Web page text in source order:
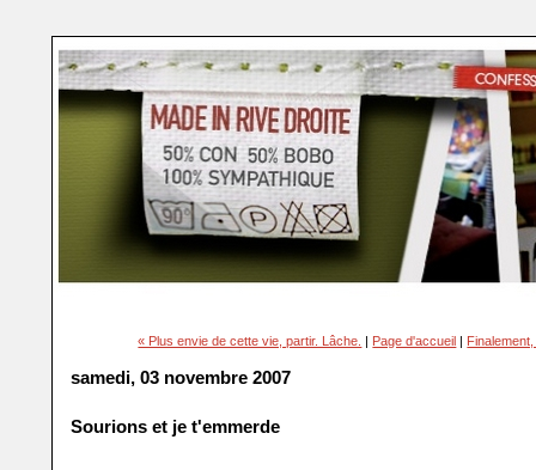
« Plus envie de cette vie, partir. Lâche. | Page d'accueil |
samedi, 03 novembre 2007
Sourions et je t'emmerde